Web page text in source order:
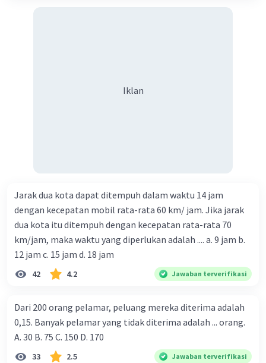
Iklan
Jarak dua kota dapat ditempuh dalam waktu 14 jam
dengan kecepatan mobil rata-rata 60 km/ jam. Jika jarak
dua kota itu ditempuh dengan kecepatan rata-rata 70
km/jam, maka waktu yang diperlukan adalah .... a. 9 jam b.
12 jam c. 15 jam d. 18 jam
42 4.2 Jawaban terverifikasi
Dari 200 orang pelamar, peluang mereka diterima adalah
0,15. Banyak pelamar yang tidak diterima adalah ... orang.
A. 30 B. 75 C. 150 D. 170
33 2.5 Jawaban terverifikasi